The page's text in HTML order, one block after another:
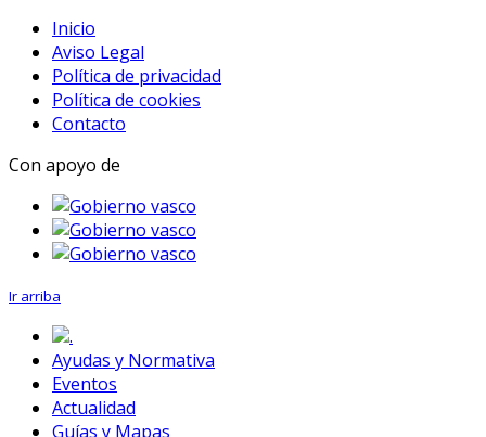
Inicio
Aviso Legal
Política de privacidad
Política de cookies
Contacto
Con apoyo de
Ir arriba
.
Ayudas y Normativa
Eventos
Actualidad
Guías y Mapas